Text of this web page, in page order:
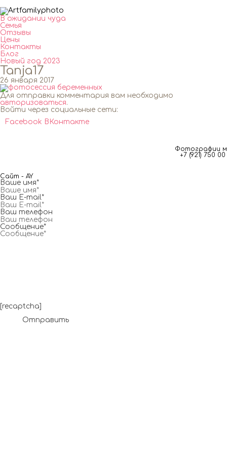
В ожидании чуда
Семья
Отзывы
Цены
Контакты
Блог
Новый год 2023
Tanja17
26 января 2017
Для отправки комментария вам необходимо
авторизоваться.
Войти через социальные сети:
Facebook ВКонтакте
Фотографии
+7 (921) 750
Сайт - AY
Ваше имя*
Ваш E-mail*
Ваш телефон
Сообщение*
[recaptcha]